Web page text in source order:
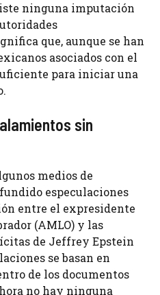
ninguna imputación
que, aunque se han
asociados con el
para iniciar una
sin
medios de
especulaciones
entre el expresidente
(AMLO) y las
de Jeffrey Epstein
se basan en
de los documentos
no hay ninguna